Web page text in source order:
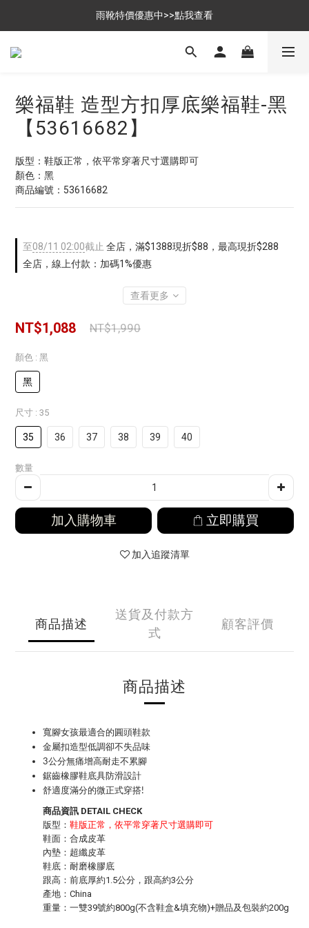
$699免運，優惠品點數5倍送
雨靴特價優惠中>>點我查看
$699免運，優惠品點數5倍送
樂福鞋 造型方扣厚底樂福鞋-黑
【53616682】
版型：鞋版正常，依平常穿著尺寸選購即可
顏色：黑
商品編號：53616682
至08/11 02:00截止 全店，滿$1388現折$88，最高現折$288
全店，線上付款：加碼1%優惠
查看更多
NT$1,088 NT$1,990
顏色 : 黑
黑
尺寸 : 35
35 36 37 38 39 40
數量
加入購物車 立即購買
加入追蹤清單
商品描述
送貨及付款方
式
顧客評價
商品描述
寬腳女孩最適合的圓頭鞋款
金屬扣造型低調卻不失品味
3公分無痛增高耐走不累腳
鋸齒橡膠鞋底具防滑設計
舒適度滿分的微正式穿搭!
商品資訊 DETAIL CHECK
版型： 鞋版正常，依平常穿著尺寸選購即可
鞋面：合成皮革
內墊：超纖皮革
鞋底：耐磨橡膠底
跟高：前底厚約1.5公分，跟高約3公分
產地：China
重量：一雙39號約800g(不含鞋盒&填充物)+贈品及包裝約200g